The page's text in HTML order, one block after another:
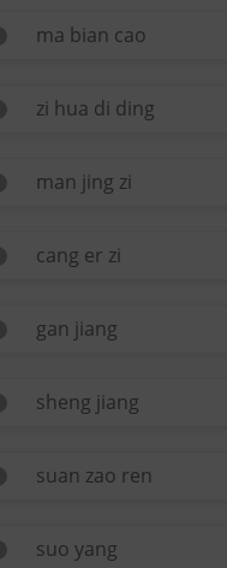
ma bian cao
zi hua di ding
man jing zi
cang er zi
gan jiang
sheng jiang
suan zao ren
suo yang